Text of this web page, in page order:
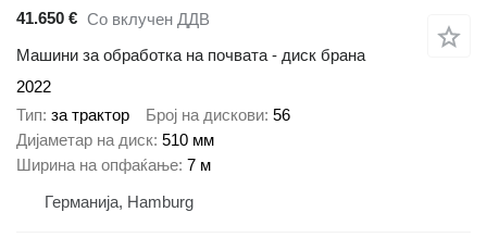
41.650 € Со вклучен ДДВ
Машини за обработка на почвата - диск брана
2022
Тип за трактор Број на дискови 56
Дијаметар на диск 510 мм
Ширина на опфаќање 7 м
Германија, Hamburg